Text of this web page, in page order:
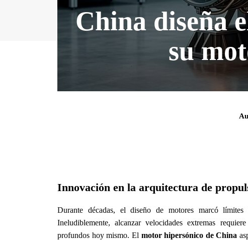
China diseña
su
Innovación en la arquitectura de
Durante décadas, el diseño de motores marcó
Ineludiblemente, alcanzar velocidades extremas
profundos hoy mismo. El motor hipersónico de China